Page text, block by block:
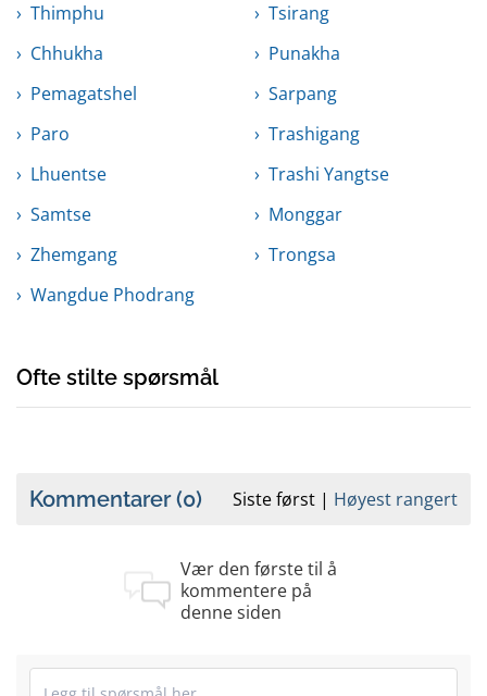
Thimphu
Tsirang
Chhukha
Punakha
Pemagatshel
Sarpang
Paro
Trashigang
Lhuentse
Trashi Yangtse
Samtse
Monggar
Zhemgang
Trongsa
Wangdue Phodrang
Ofte stilte spørsmål
Kommentarer(0) Siste først Høyest rangert
Vær den første til å
kommentere på
denne siden